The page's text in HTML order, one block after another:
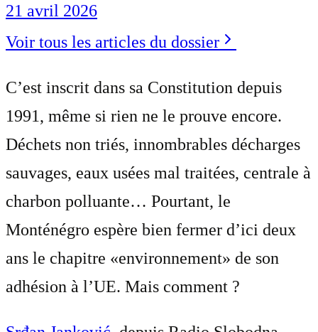
21 avril 2026
Voir tous les articles du dossier
C’est inscrit dans sa Constitution depuis
1991, même si rien ne le prouve encore.
Déchets non triés, innombrables décharges
sauvages, eaux usées mal traitées, centrale à
charbon polluante… Pourtant, le
Monténégro espère bien fermer d’ici deux
ans le chapitre «environnement» de son
adhésion à l’UE. Mais comment ?